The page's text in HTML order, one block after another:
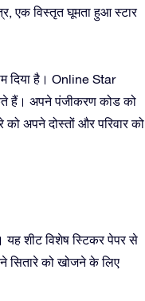
एक विस्तृत घूमता हुआ स्टार
दिया है। Online Star
हैं। अपने पंजीकरण कोड को
अपने दोस्तों और परिवार को
यह शीट विशेष स्टिकर पेपर से
सितारे को खोजने के लिए